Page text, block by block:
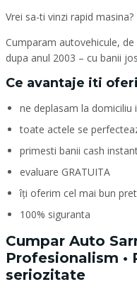
Vrei sa-ti vinzi rapid
Cumparam autovehicule,
dupa anul 2003 – cu banii
Ce avantaje iti
ne deplasam la domiciliu
toate actele se
primesti banii cash
evaluare GRATUITA
îți oferim cel mai bun pret
100% siguranta
Cumpar Auto
Profesionalism •
seriozitate